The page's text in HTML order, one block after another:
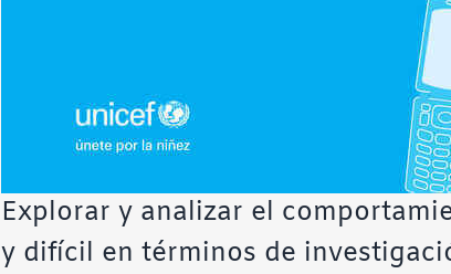
Explorar y analizar el
y difícil en términos de